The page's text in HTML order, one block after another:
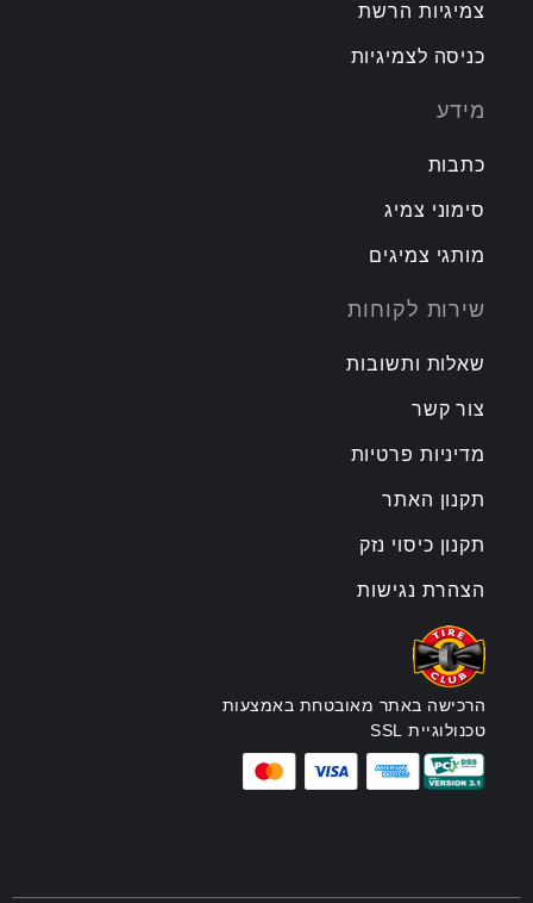
צמיגיות הרשת
כניסה לצמיגיות
מידע
כתבות
סימוני צמיג
מותגי צמיגים
שירות לקוחות
שאלות ותשובות
צור קשר
מדיניות פרטיות
תקנון האתר
תקנון כיסוי נזק
הצהרת נגישות
הרכישה באתר מאובטחת באמצעות
טכנולוגיית SSL